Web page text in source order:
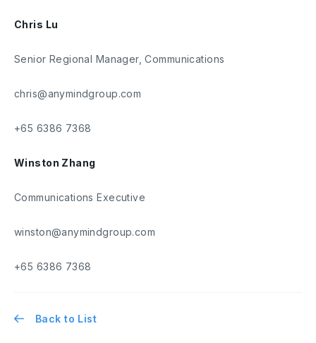
Chris Lu
Senior Regional Manager, Communications
chris@anymindgroup.com
+65 6386 7368
Winston Zhang
Communications Executive
winston@anymindgroup.com
+65 6386 7368
Back to List